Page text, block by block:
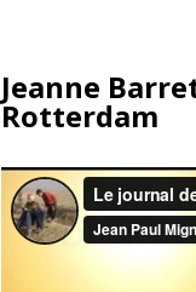
Jeanne
Rotterdam